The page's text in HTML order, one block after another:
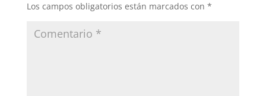
Los campos obligatorios están marcados con *